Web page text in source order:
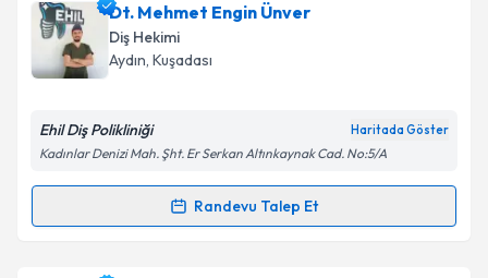
almanız için bir takvim hazırlandığında e-posta ile
bilgilendireceğiz.
E-posta Adresiniz
Kişisel verilerimin işlenmesine ilişkinAydınlatma
'ni okudum ve kişisel verilerimin belirtilen
kapsamda işlenmesini kabul ediyorum.
Dt. Mehmet Engin Ünver
Diş Hekimi
Aydın, Kuşadası
Ehil Diş Polikliniği Haritada Göster
Kadınlar Denizi Mah. Şht. Er Serkan Altınkaynak Cad. No:5/A
Randevu Talep Et
Randevu Takvimi Talebi